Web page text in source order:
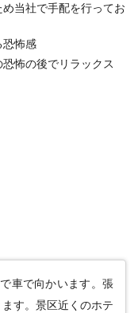
当社で手配を行ってお
恐怖感
怖の後でリラックス
車で向かいます。張
す。景区近くのホテ